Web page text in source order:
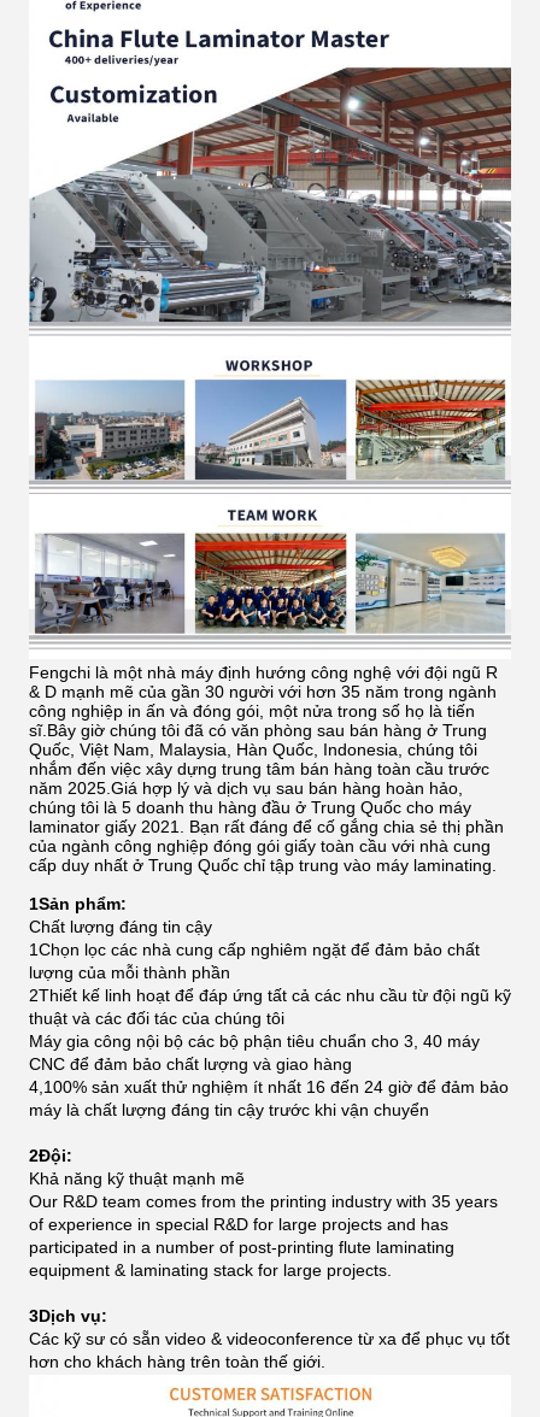
Fengchi là một nhà máy định hướng công nghệ với đội ngũ R
& D mạnh mẽ của gần 30 người với hơn 35 năm trong ngành
công nghiệp in ấn và đóng gói, một nửa trong số họ là tiến
sĩ.Bây giờ chúng tôi đã có văn phòng sau bán hàng ở Trung
Quốc, Việt Nam, Malaysia, Hàn Quốc, Indonesia, chúng tôi
nhắm đến việc xây dựng trung tâm bán hàng toàn cầu trước
năm 2025.Giá hợp lý và dịch vụ sau bán hàng hoàn hảo,
chúng tôi là 5 doanh thu hàng đầu ở Trung Quốc cho máy
laminator giấy 2021. Bạn rất đáng để cố gắng chia sẻ thị phần
của ngành công nghiệp đóng gói giấy toàn cầu với nhà cung
cấp duy nhất ở Trung Quốc chỉ tập trung vào máy laminating.
1Sản phẩm:
Chất lượng đáng tin cậy
1Chọn lọc các nhà cung cấp nghiêm ngặt để đảm bảo chất
lượng của mỗi thành phần
2Thiết kế linh hoạt để đáp ứng tất cả các nhu cầu từ đội ngũ kỹ
thuật và các đối tác của chúng tôi
Máy gia công nội bộ các bộ phận tiêu chuẩn cho 3, 40 máy
CNC để đảm bảo chất lượng và giao hàng
4,100% sản xuất thử nghiệm ít nhất 16 đến 24 giờ để đảm bảo
máy là chất lượng đáng tin cậy trước khi vận chuyển
2Đội:
Khả năng kỹ thuật mạnh mẽ
Our R&D team comes from the printing industry with 35 years
of experience in special R&D for large projects and has
participated in a number of post-printing flute laminating
equipment & laminating stack for large projects.
3Dịch vụ:
Các kỹ sư có sẵn video & videoconference từ xa để phục vụ tốt
hơn cho khách hàng trên toàn thế giới.